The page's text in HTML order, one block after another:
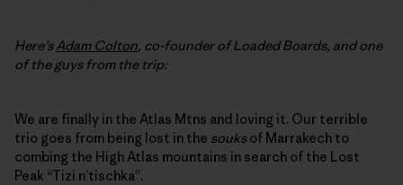
Here’sAdam Colton, co-founder of Loaded Boards, and one
of the guys from the trip:
We are finally in the Atlas Mtns and loving it. Our terrible
trio goes from being lost in the souksof Marrakech to
combing the High Atlas mountains in search of the Lost
Peak “Tizi n’tischka”.